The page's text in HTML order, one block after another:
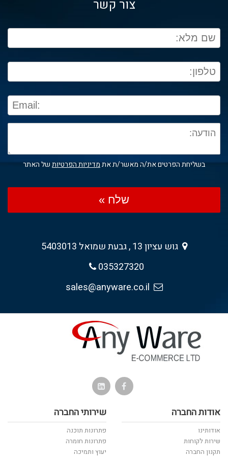
צור קשר
בשליחת הפרטים את/ה מאשר/ת אתמדיניות הפרטיותשל האתר
שלח »
גוש עציון 13 , גבעת שמואל 5403013
035327320
אודות החברה
אודותינו
שירות לקוחות
תקנון החברה
שירותי החברה
פתרונות תוכנה
פתרונות חומרה
יעוץ ותמיכה